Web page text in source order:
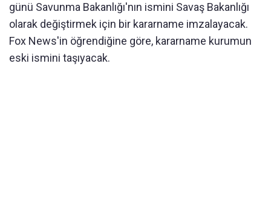
günü Savunma Bakanlığı'nın ismini Savaş Bakanlığı
olarak değiştirmek için bir kararname imzalayacak.
Fox News'in öğrendiğine göre, kararname kurumun
eski ismini taşıyacak.